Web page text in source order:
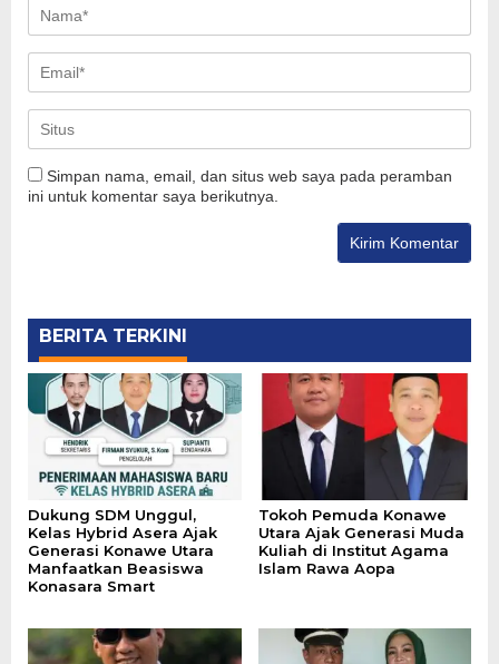
Simpan nama, email, dan situs web saya pada peramban
ini untuk komentar saya berikutnya.
BERITA TERKINI
Dukung SDM Unggul,
Kelas Hybrid Asera Ajak
Generasi Konawe Utara
Manfaatkan Beasiswa
Konasara Smart
Tokoh Pemuda Konawe
Utara Ajak Generasi Muda
Kuliah di Institut Agama
Islam Rawa Aopa